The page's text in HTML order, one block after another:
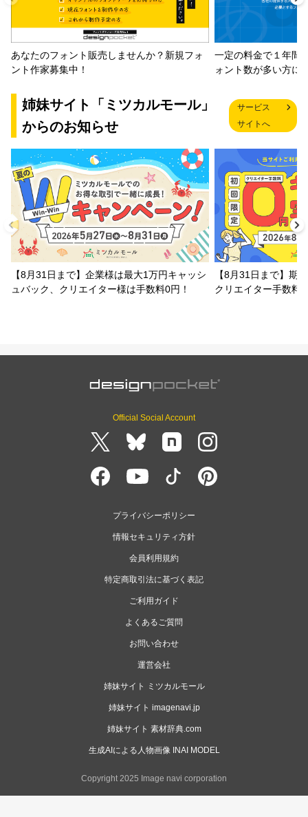
あなたのフォント販売しませんか？新規フォ
ント作家募集中！
一定の料金で１年間
ォント数が多い方に
姉妹サイト「ミツカルモール」
からのお知らせ
サービス
サイトへ
【8月31日まで】企業様は最大1万円キャッシ
ュバック、クリエイター様は手数料0円！
【8月31日まで】期
クリエイター手数料
Official Social Account
プライバシーポリシー
情報セキュリティ方針
会員利用規約
特定商取引法に基づく表記
ご利用ガイド
よくあるご質問
お問い合わせ
運営会社
姉妹サイト ミツカルモール
姉妹サイト imagenavi.jp
姉妹サイト 素材辞典.com
生成AIによる人物画像 INAI MODEL
Copyright 2025 Image navi corporation